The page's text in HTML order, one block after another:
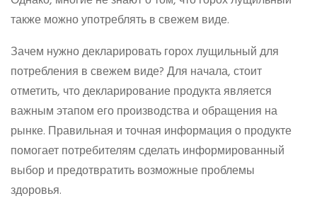
также можно употреблять в свежем виде.
Зачем нужно декларировать горох лущильный для
потребления в свежем виде? Для начала, стоит
отметить, что декларирование продукта является
важным этапом его производства и обращения на
рынке. Правильная и точная информация о продукте
помогает потребителям сделать информированный
выбор и предотвратить возможные проблемы
здоровья.